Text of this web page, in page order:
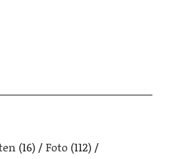
(16) Foto (112)